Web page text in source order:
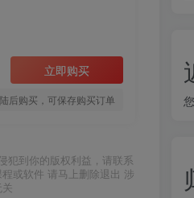
立即购买
后购买，可保存购买订单
犯到你的版权利益，请联系
或软件 请马上删除退出 涉